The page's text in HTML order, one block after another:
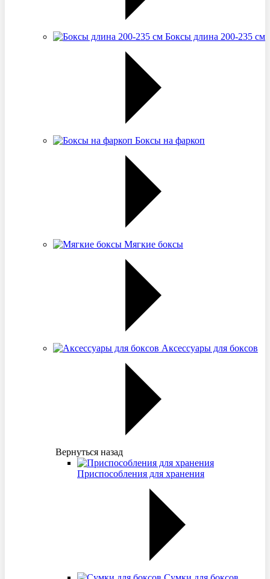
Боксы длина 200-235 см
Боксы на фаркоп
Мягкие боксы
Аксессуары для боксов
Вернуться назад
Приспособления для хранения